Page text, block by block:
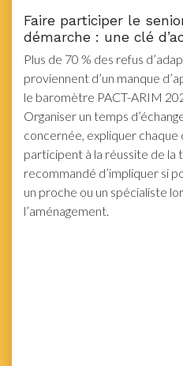
Faire participer le
démarche : une clé
Plus de 70 % des refus
proviennent d’un manque
le baromètre PACT-ARIM
Organiser un temps
concernée, expliquer chaque
participent à la réussite de la
recommandé d’impliquer si
un proche ou un spécialiste
l’aménagement.